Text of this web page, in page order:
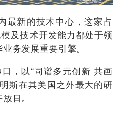
最新的技术中心，这家占
及技术开发能力都处于领
务发展重要引擎。
，以“同谱多元创新 共画
斯在其美国之外最大的研
日。